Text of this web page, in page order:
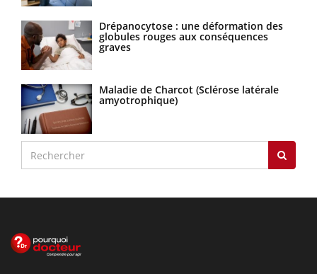
Drépanocytose : une déformation des
globules rouges aux conséquences
graves
Maladie de Charcot (Sclérose latérale
amyotrophique)